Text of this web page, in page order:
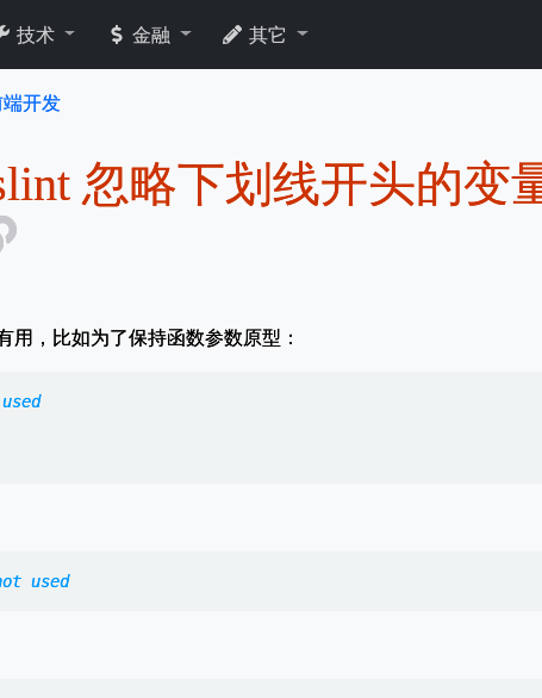
技术 金融 其它
开发
忽略下划线开头的变
，比如为了保持函数参数原型：
used